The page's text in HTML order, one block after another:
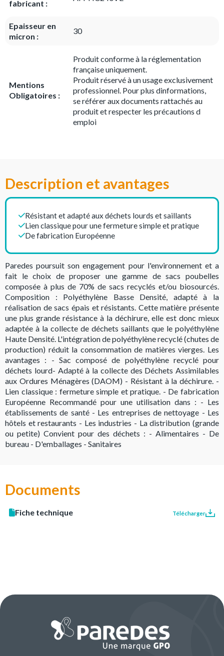
fabricant :
Epaisseur en
micron :
30
Mentions
Obligatoires :
Produit conforme à la réglementation
française uniquement.
Produit réservé à un usage exclusivement
professionnel. Pour plus dinformations,
se référer aux documents rattachés au
produit et respecter les précautions d
emploi
Description et avantages
Résistant et adapté aux déchets lourds et saillants
Lien classique pour une fermeture simple et pratique
De fabrication Européenne
Paredes poursuit son engagement pour l'environnement et a
fait le choix de proposer une gamme de sacs poubelles
composée à plus de 70% de sacs recyclés et/ou biosourcés.
Composition : Polyéthylène Basse Densité, adapté à la
réalisation de sacs épais et résistants. Cette matière présente
une plus grande résistance à la déchirure, elle est donc mieux
adaptée à la collecte de déchets saillants que le polyéthylène
Haute Densité. L'intégration de polyéthylène recyclé (chutes de
production) réduit la consommation de matières vierges. Les
avantages : - Sac composé de polyéthylène recyclé pour
déchets lourd- Adapté à la collecte des Déchets Assimilables
aux Ordures Ménagères (DAOM) - Résistant à la déchirure. -
Lien classique : fermeture simple et pratique. - De fabrication
Européenne Recommandé pour une utilisation dans : - Les
établissements de santé - Les entreprises de nettoyage - Les
hôtels et restaurants - Les industries - La distribution (grande
ou petite) Convient pour des déchets : - Alimentaires - De
bureau - D'emballages - Sanitaires
Documents
Fiche technique Télécharger